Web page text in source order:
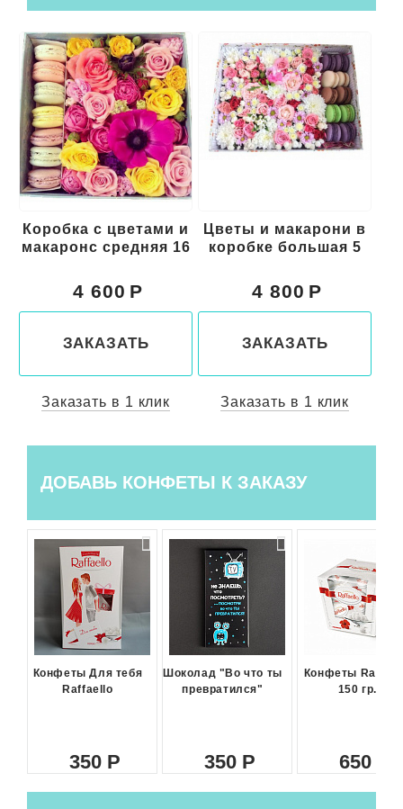
Коробка с цветами и
макаронс средняя 16
4 600
ЗАКАЗАТЬ
Заказать в 1 клик
Цветы и макарони в
коробке большая 5
4 800
ЗАКАЗАТЬ
Заказать в 1 клик
ДОБАВЬ КОНФЕТЫ К ЗАКАЗУ
Конфеты Для тебя
Raffaello
350
Шоколад "Во что ты
превратился"
350
Конфеты
150 гр.
650